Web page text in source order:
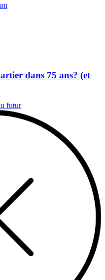
dans 75 ans? (et
futur